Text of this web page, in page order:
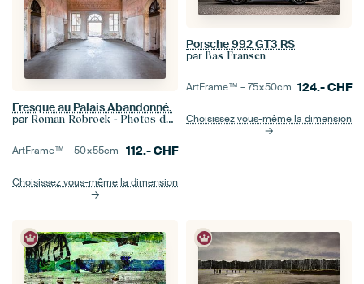
Fresque au Palais Abandonné.
par Roman Robroek - Photos de bâtiments abandonnés
ArtFrame™ –50×55cm 112.-CHF
Choisissez vous-même la dimension
Porsche 992 GT3 RS
par Bas Fransen
ArtFrame™ –75×50cm 124.-CHF
Choisissez vous-même la dimension